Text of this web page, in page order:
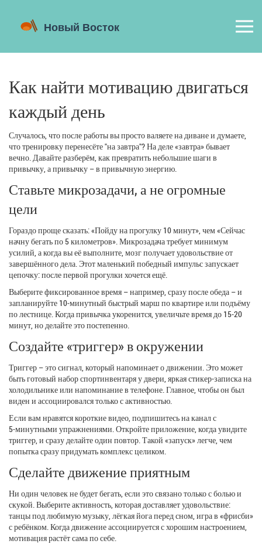
Как найти мотивацию двигаться
каждый день
Случалось, что после работы вы просто валяете на диване и думаете,
что тренировку перенесёте "на завтра"? На деле «завтра» бывает
вечно. Давайте разберём, как превратить небольшие шаги в
привычку, а привычку – в привычную энергию.
Ставьте микрозадачи, а не огромные
цели
Гораздо проще сказать: «Пойду на прогулку 10 минут», чем «Сейчас
начну бегать по 5 километров». Микрозадача требует минимум
усилий, а когда вы её выполните, мозг получает удовольствие от
завершённого дела. Этот маленький победный импульс запускает
цепочку: после первой прогулки хочется ещё.
Выберите фиксированное время – например, сразу после обеда – и
запланируйте 10‑минутный быстрый марш по квартире или подъёму
по лестнице. Когда привычка укоренится, увеличьте время до 15‑20
минут, но делайте это постепенно.
Создайте «триггер» в окружении
Триггер – это сигнал, который напоминает о движении. Это может
быть готовый набор спортинвентаря у двери, яркая стикер‑записка на
холодильнике или напоминание в телефоне. Главное, чтобы он был
виден и ассоциировался только с активностью.
Если вам нравятся короткие видео, подпишитесь на канал с
5‑минутными упражнениями. Откройте приложение, когда увидите
триггер, и сразу делайте один повтор. Такой «запуск» легче, чем
попытка сразу придумать комплекс целиком.
Сделайте движение приятным
Ни один человек не будет бегать, если это связано только с болью и
скукой. Выберите активность, которая доставляет удовольствие:
танцы под любимую музыку, лёгкая йога перед сном, игра в «фрисби»
с ребёнком. Когда движение ассоциируется с хорошим настроением,
мотивация растёт сама по себе.